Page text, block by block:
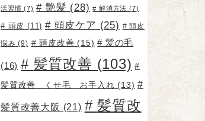
活習慣 (7) 艶髪 (28) 解消方法 (7)
頭皮 (11) 頭皮ケア (25) 頭皮
悩み (9) 頭皮改善 (15) 髪の毛
(16) 髪質改善 (103)
髪質改善 くせ毛 お手入れ (13)
髪質改善大阪 (21)
髪質改